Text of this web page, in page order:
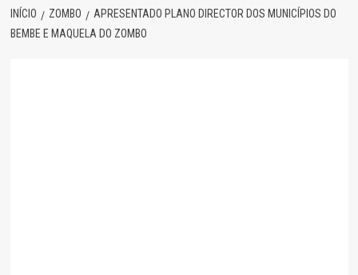
INÍCIO ZOMBO
APRESENTADO PLANO DIRECTOR DOS MUNICÍPIOS DO
BEMBE E MAQUELA DO ZOMBO